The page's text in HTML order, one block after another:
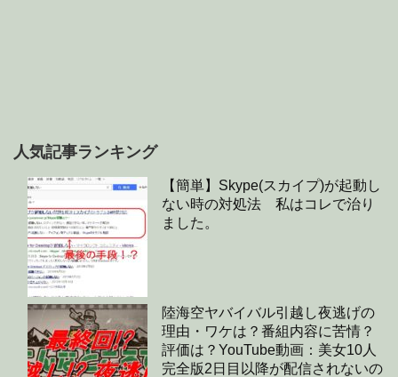
人気記事ランキング
【簡単】Skype(スカイプ)が起動し
ない時の対処法 私はコレで治り
ました。
陸海空ヤバイバル引越し夜逃げの
理由・ワケは？番組内容に苦情？
評価は？YouTube動画：美女10人
完全版2日目以降が配信されないの